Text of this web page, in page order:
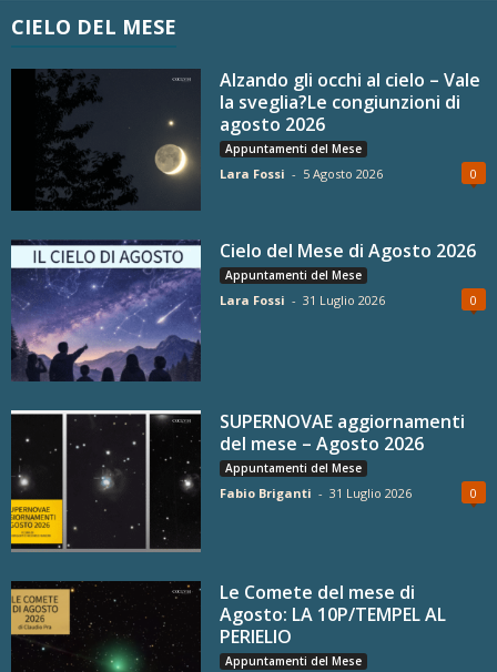
CIELO DEL MESE
Alzando gli occhi al cielo – Vale
la sveglia?Le congiunzioni di
agosto 2026
Appuntamenti del Mese
Lara Fossi - 5 Agosto 2026 0
Cielo del Mese di Agosto 2026
Appuntamenti del Mese
Lara Fossi - 31 Luglio 2026 0
SUPERNOVAE aggiornamenti
del mese – Agosto 2026
Appuntamenti del Mese
Fabio Briganti - 31 Luglio 2026 0
Le Comete del mese di
Agosto: LA 10P/TEMPEL AL
PERIELIO
Appuntamenti del Mese